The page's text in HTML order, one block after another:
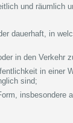
und räumlich
dauerhaft, in
in den Verkehr
in einer
sind;
insbesondere